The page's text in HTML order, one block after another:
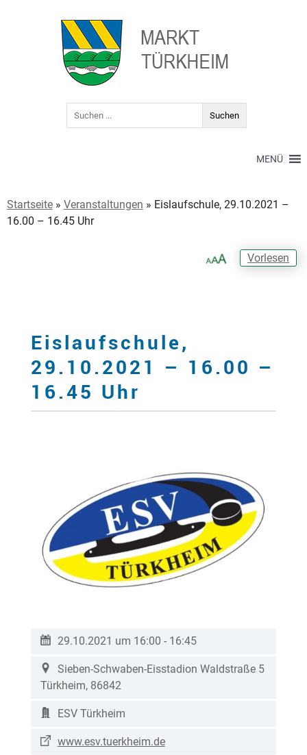
MENÜ
Startseite» Veranstaltungen » Eislaufschule, 29.10.2021 –
16.00 – 16.45 Uhr
Vorlesen
Eislaufschule,
29.10.2021 – 16.00 –
16.45 Uhr
29.10.2021 um 16:00 - 16:45
Sieben-Schwaben-Eisstadion Waldstraße 5
Türkheim, 86842
ESV Türkheim
www.esv.tuerkheim.de